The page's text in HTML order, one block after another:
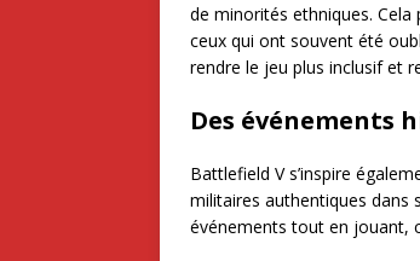
de minorités ethniques. Cela
ceux qui ont souvent été
rendre le jeu plus inclusif et
Des événements
Battlefield V s’inspire
militaires authentiques dans
événements tout en jouant,